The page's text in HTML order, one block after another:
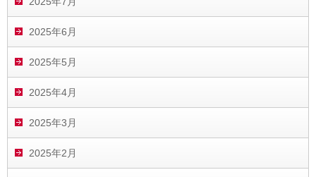
2025年6月
2025年5月
2025年4月
2025年3月
2025年2月